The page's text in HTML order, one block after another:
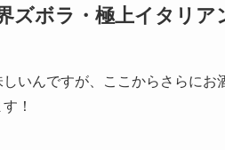
ズボラ・極上イタリア
いんですが、ここからさらにお
！